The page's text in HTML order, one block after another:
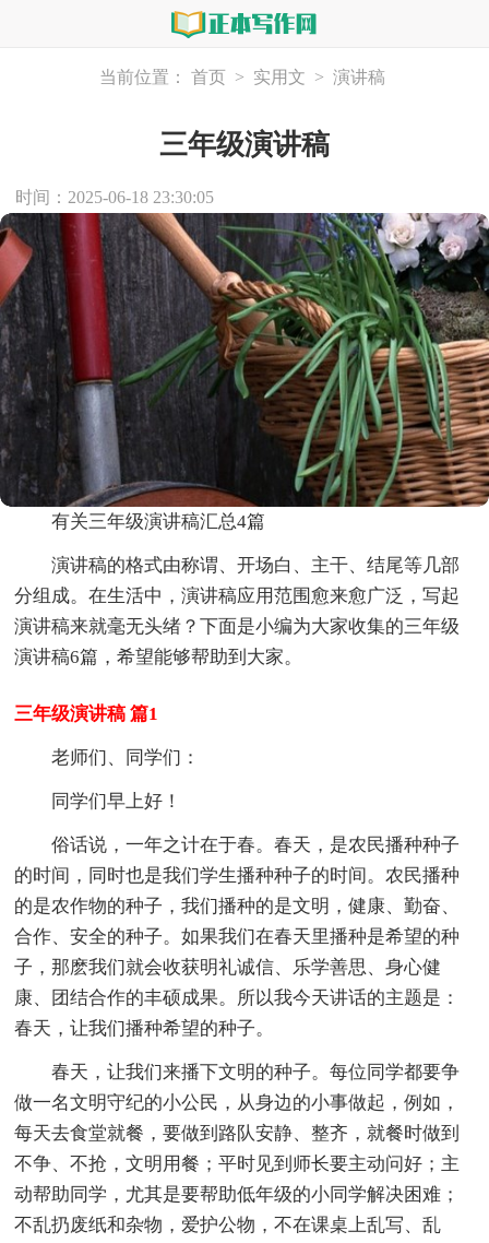
当前位置： 首页 > 实用文 > 演讲稿
三年级演讲稿
时间：2025-06-18 23:30:05
有关三年级演讲稿汇总4篇
演讲稿的格式由称谓、开场白、主干、结尾等几部
分组成。在生活中，演讲稿应用范围愈来愈广泛，写起
演讲稿来就毫无头绪？下面是小编为大家收集的三年级
演讲稿6篇，希望能够帮助到大家。
三年级演讲稿 篇1
老师们、同学们：
同学们早上好！
俗话说，一年之计在于春。春天，是农民播种种子
的时间，同时也是我们学生播种种子的时间。农民播种
的是农作物的种子，我们播种的是文明，健康、勤奋、
合作、安全的种子。如果我们在春天里播种是希望的种
子，那麽我们就会收获明礼诚信、乐学善思、身心健
康、团结合作的丰硕成果。所以我今天讲话的主题是：
春天，让我们播种希望的种子。
春天，让我们来播下文明的种子。每位同学都要争
做一名文明守纪的小公民，从身边的小事做起，例如，
每天去食堂就餐，要做到路队安静、整齐，就餐时做到
不争、不抢，文明用餐；平时见到师长要主动问好；主
动帮助同学，尤其是要帮助低年级的小同学解决困难；
不乱扔废纸和杂物，爱护公物，不在课桌上乱写、乱